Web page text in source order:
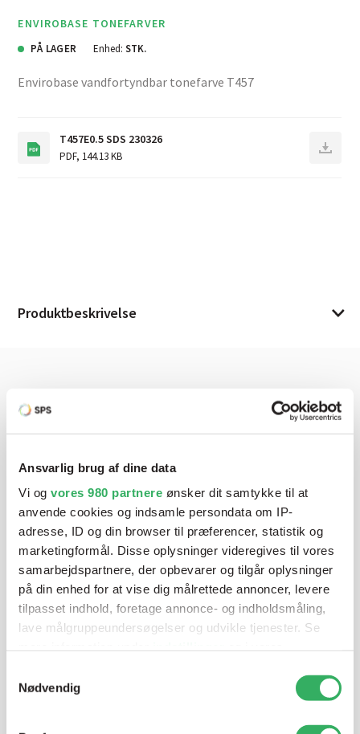
Ansvarlig brug af dine data
Vi og vores 980 partnere ønsker dit samtykke til at
anvende cookies og indsamle persondata om IP-
adresse, ID og din browser til præferencer, statistik og
marketingformål. Disse oplysninger videregives til vores
samarbejdspartnere, der opbevarer og tilgår oplysninger
på din enhed for at vise dig målrettede annoncer, levere
tilpasset indhold, foretage annonce- og indholdsmåling,
lave målgruppeundersøgelser og udvikle tjenester. Se
tilbage eller ændre indstillinger fra vores
"Cookiedeklaration", eller ved at trykke på "Privacy
Nødvendig
ENVIROBASE TONEFARVER
PÅ LAGER Enhed: STK.
Envirobase vandfortyndbar tonefarve T457
T457E0.5 SDS 230326
PDF, 144.13 KB
Produktbeskrivelse
Har du brug for hjælp? Vi sidder
klar ved telefonen
Vi tilbyder et bredt sortiment af produkter til
autolakering. Lige meget om du skal bruge en enkelt farve,
en sprøjtepistol eller om du har behov for en
blandeanlægsløsning, kan vi hjælpe dig.
Mandag - Torsdag 07:00-15:30